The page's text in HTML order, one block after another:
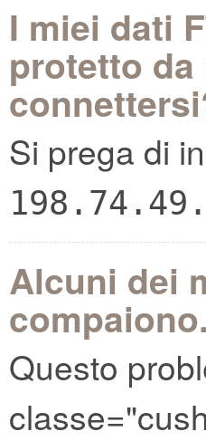
I miei dati
protetto
Si prega di
Alcuni dei
compaiono.
Questo